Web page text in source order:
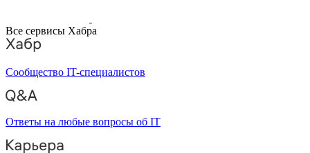
Все сервисы Хабра
Сообщество IT-специалистов
Ответы на любые вопросы об IT